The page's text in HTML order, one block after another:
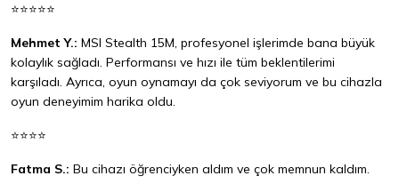
⭐⭐⭐⭐⭐
Mehmet Y.: MSI Stealth 15M, profesyonel işlerimde bana büyük
kolaylık sağladı. Performansı ve hızı ile tüm beklentilerimi
karşıladı. Ayrıca, oyun oynamayı da çok seviyorum ve bu cihazla
oyun deneyimim harika oldu.
⭐⭐⭐⭐
Fatma S.: Bu cihazı öğrenciyken aldım ve çok memnun kaldım.